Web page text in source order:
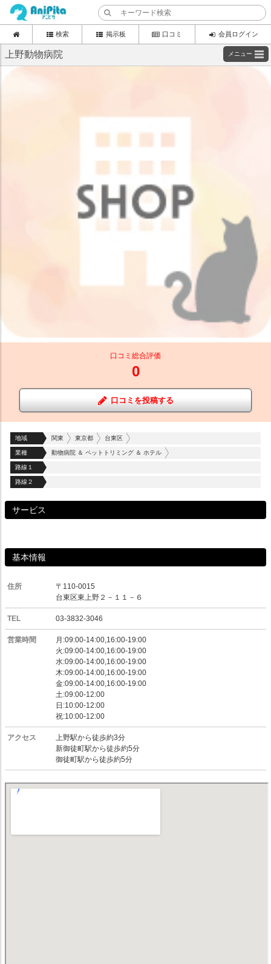
検索 掲示板 口コミ 会員ログイン
上野動物病院 メニュー
口コミ総合評価
0
口コミを投稿する
地域 関東 東京都 台東区
業種 動物病院 ＆ ペットトリミング ＆ ホテル
路線１
路線２
サービス
基本情報
住所
〒110-0015
台東区東上野２－１１－６
TEL 03-3832-3046
営業時間
月:09:00-14:00,16:00-19:00
火:09:00-14:00,16:00-19:00
水:09:00-14:00,16:00-19:00
木:09:00-14:00,16:00-19:00
金:09:00-14:00,16:00-19:00
土:09:00-12:00
日:10:00-12:00
祝:10:00-12:00
アクセス
上野駅から徒歩約3分
新御徒町駅から徒歩約5分
御徒町駅から徒歩約5分